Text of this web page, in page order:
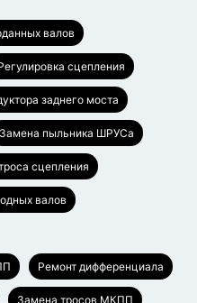
валов
сцепления
заднего моста
Замена пыльника ШРУСа
сцепления
валов
Ремонт дифференциала
Замена тросов МКПП